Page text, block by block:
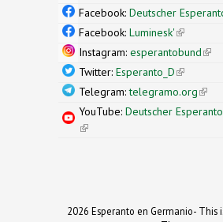
Facebook: Deutscher
Facebook: Luminesk'(link is
Instagram: esperantobund
Twitter: Esperanto_D(link is
Telegram:telegramo.org(link
YouTube: Deutscher
(link is external)
2026 Esperanto en Germanio- This